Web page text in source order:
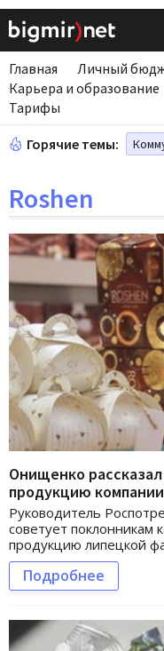
Главная Личный
Карьера и образование
Тарифы
Горячие темы:
Roshen
Онищенко
продукцию
Руководитель
советует поклонникам
продукцию липецкой
Подробнее